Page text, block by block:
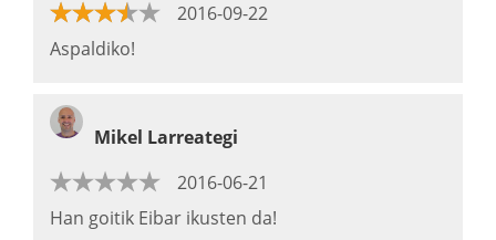
2016-09-22
Aspaldiko!
Mikel Larreategi
2016-06-21
Han goitik Eibar ikusten da!